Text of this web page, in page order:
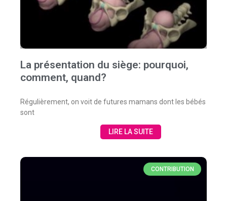
La présentation du siège: pourquoi,
comment, quand?
Régulièrement, on voit de futures mamans dont les bébés
sont
LIRE LA SUITE
CONTRIBUTION